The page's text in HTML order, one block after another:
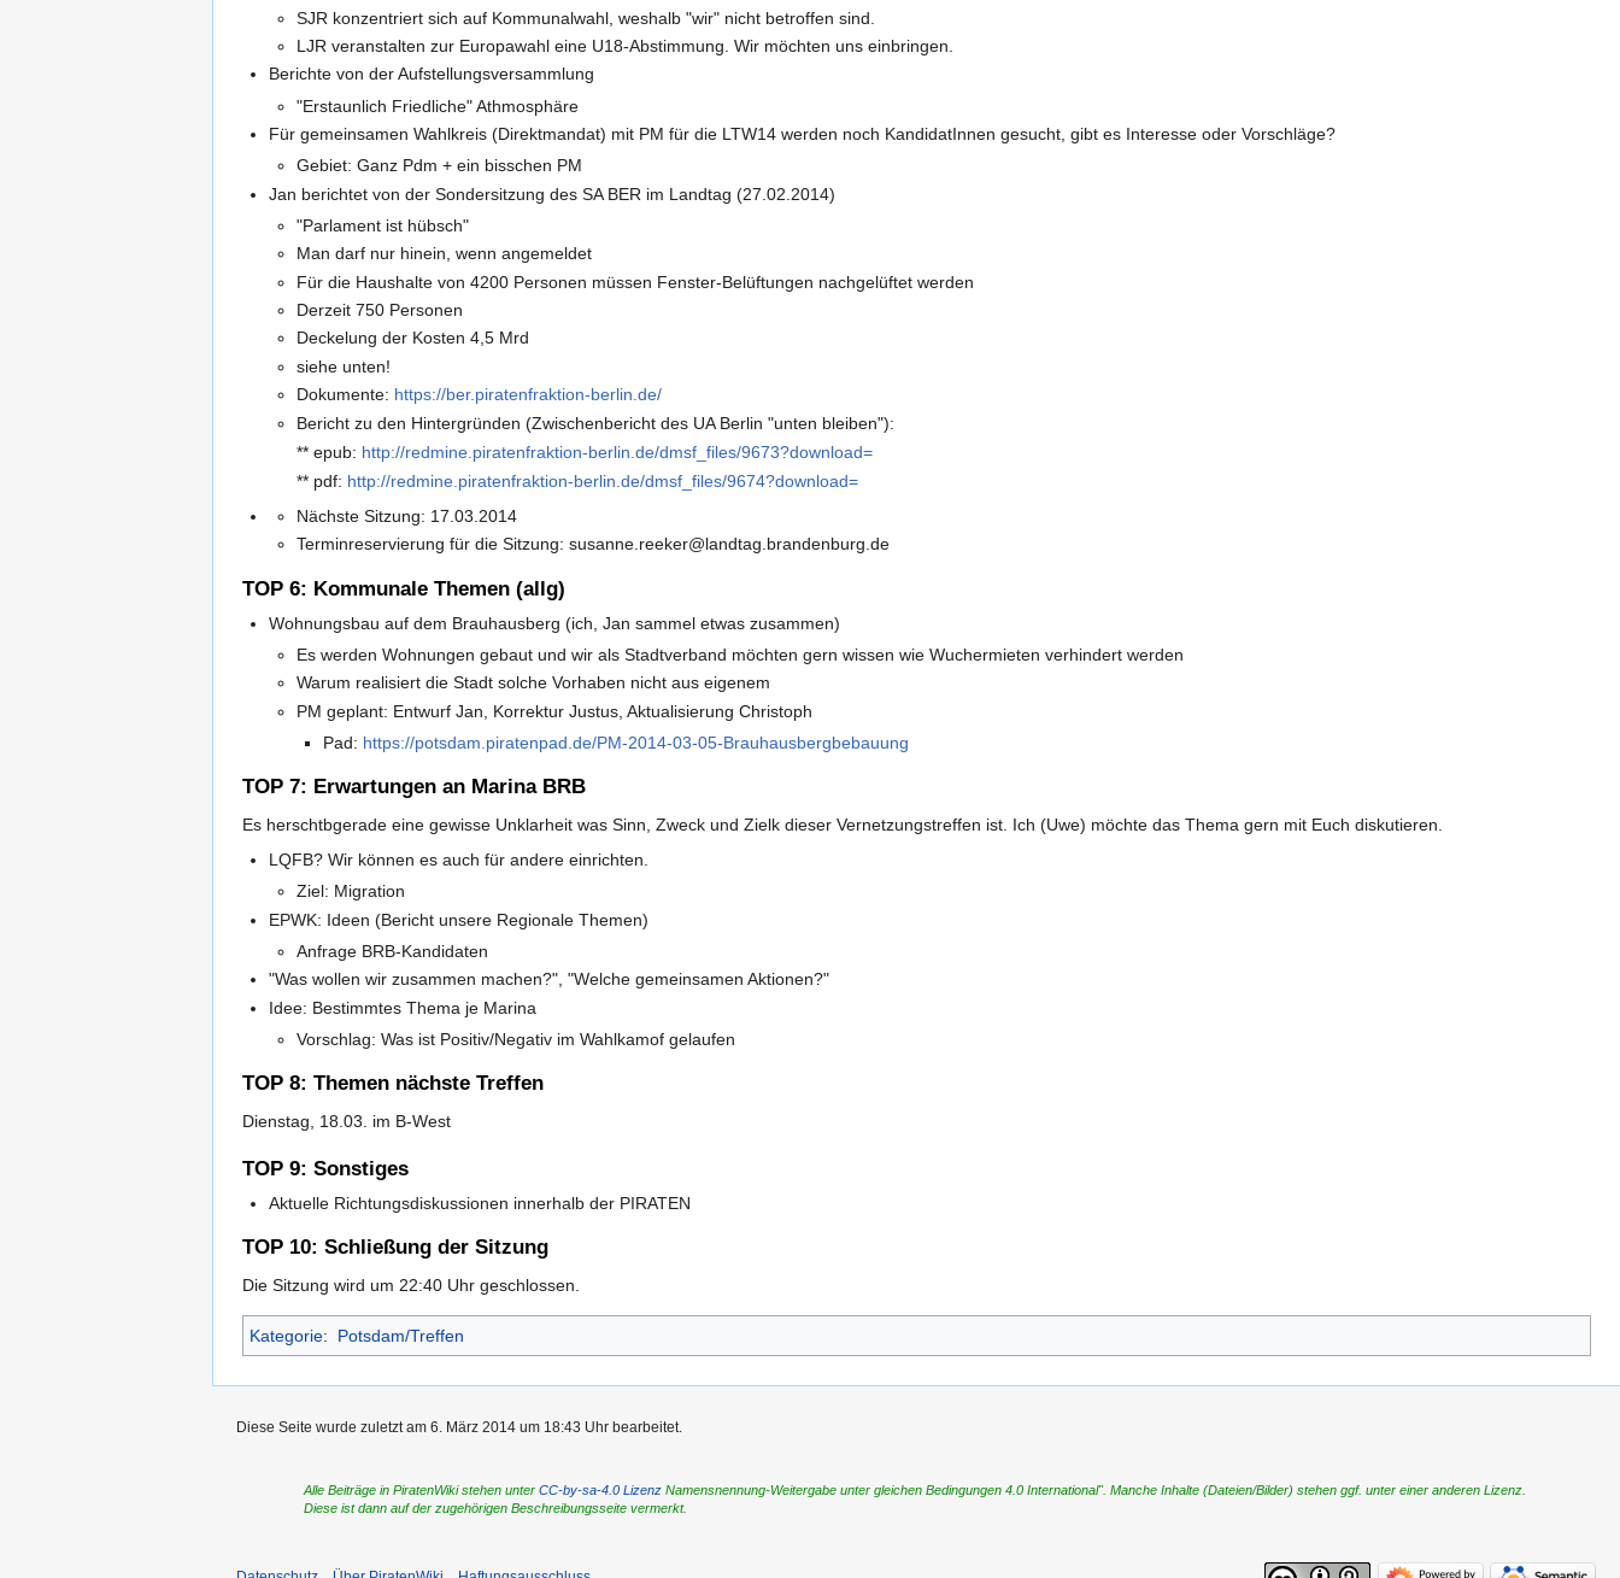
SJR konzentriert sich auf Kommunalwahl, weshalb "wir" nicht betroffen sind.
LJR veranstalten zur Europawahl eine U18-Abstimmung. Wir möchten uns einbringen.
Berichte von der Aufstellungsversammlung
"Erstaunlich Friedliche" Athmosphäre
Für gemeinsamen Wahlkreis (Direktmandat) mit PM für die LTW14 werden noch KandidatInnen gesucht, gibt es Interesse oder Vorschläge?
Gebiet: Ganz Pdm + ein bisschen PM
Jan berichtet von der Sondersitzung des SA BER im Landtag (27.02.2014)
"Parlament ist hübsch"
Man darf nur hinein, wenn angemeldet
Für die Haushalte von 4200 Personen müssen Fenster-Belüftungen nachgelüftet werden
Derzeit 750 Personen
Deckelung der Kosten 4,5 Mrd
siehe unten!
Dokumente: https://ber.piratenfraktion-berlin.de/
Bericht zu den Hintergründen (Zwischenbericht des UA Berlin "unten bleiben"):
** epub: http://redmine.piratenfraktion-berlin.de/dmsf_files/9673?download=
** pdf: http://redmine.piratenfraktion-berlin.de/dmsf_files/9674?download=
Nächste Sitzung: 17.03.2014
Terminreservierung für die Sitzung: susanne.reeker@landtag.brandenburg.de
TOP 6: Kommunale Themen (allg)
Wohnungsbau auf dem Brauhausberg (ich, Jan sammel etwas zusammen)
Es werden Wohnungen gebaut und wir als Stadtverband möchten gern wissen wie Wuchermieten verhindert werden
Warum realisiert die Stadt solche Vorhaben nicht aus eigenem
PM geplant: Entwurf Jan, Korrektur Justus, Aktualisierung Christoph
Pad: https://potsdam.piratenpad.de/PM-2014-03-05-Brauhausbergbebauung
TOP 7: Erwartungen an Marina BRB
Es herschtbgerade eine gewisse Unklarheit was Sinn, Zweck und Zielk dieser Vernetzungstreffen ist. Ich (Uwe) möchte das Thema gern mit Euch diskutieren.
LQFB? Wir können es auch für andere einrichten.
Ziel: Migration
EPWK: Ideen (Bericht unsere Regionale Themen)
Anfrage BRB-Kandidaten
"Was wollen wir zusammen machen?", "Welche gemeinsamen Aktionen?"
Idee: Bestimmtes Thema je Marina
Vorschlag: Was ist Positiv/Negativ im Wahlkamof gelaufen
TOP 8: Themen nächste Treffen
Dienstag, 18.03. im B-West
TOP 9: Sonstiges
Aktuelle Richtungsdiskussionen innerhalb der PIRATEN
TOP 10: Schließung der Sitzung
Die Sitzung wird um 22:40 Uhr geschlossen.
Kategorie: Potsdam/Treffen
Diese Seite wurde zuletzt am 6. März 2014 um 18:43 Uhr bearbeitet.
Alle Beiträge in PiratenWiki stehen unterCC-by-sa-4.0 Lizenz Namensnennung-Weitergabe unter gleichen Bedingungen 4.0 International". Manche Inhalte (Dateien/Bilder) stehen ggf. unter einer anderen Lizenz.
Diese ist dann auf der zugehörigen Beschreibungsseite vermerkt.